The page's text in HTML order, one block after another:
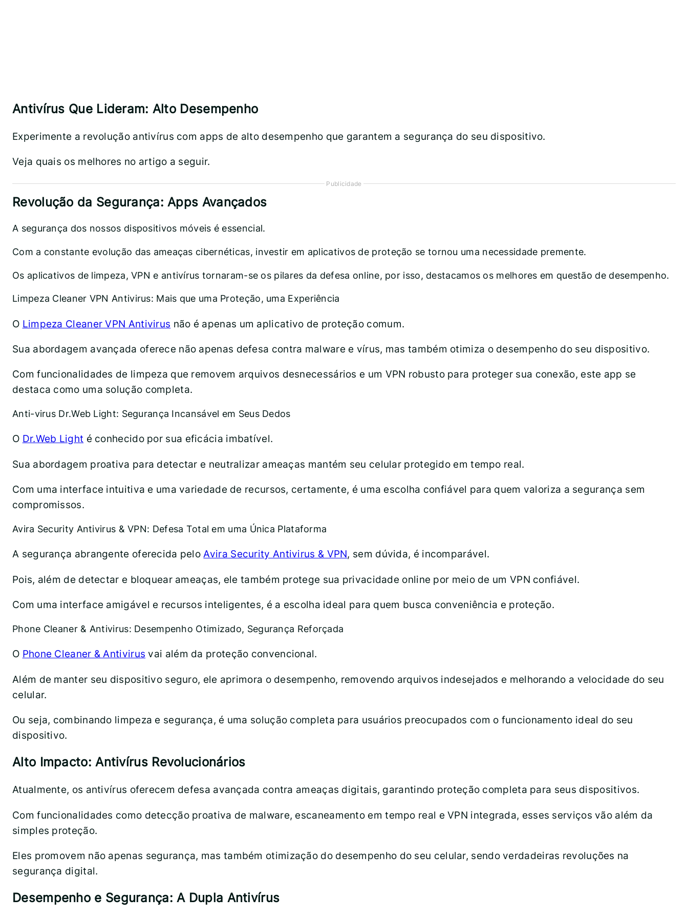
Antivírus Que Lideram: Alto Desempenho
Experimente a revolução antivírus com apps de alto desempenho que garantem a segurança do seu dispositivo.
Veja quais os melhores no artigo a seguir.
Publicidade
Revolução da Segurança: Apps Avançados
A segurança dos nossos dispositivos móveis é essencial.
Com a constante evolução das ameaças cibernéticas, investir em aplicativos de proteção se tornou uma necessidade premente.
Os aplicativos de limpeza, VPN e antivírus tornaram-se os pilares da defesa online, por isso, destacamos os melhores em questão de desempenho.
Limpeza Cleaner VPN Antivirus: Mais que uma Proteção, uma Experiência
O Limpeza Cleaner VPN Antivirus não é apenas um aplicativo de proteção comum.
Sua abordagem avançada oferece não apenas defesa contra malware e vírus, mas também otimiza o desempenho do seu dispositivo.
Com funcionalidades de limpeza que removem arquivos desnecessários e um VPN robusto para proteger sua conexão, este app se
destaca como uma solução completa.
Anti-virus Dr.Web Light: Segurança Incansável em Seus Dedos
O Dr.Web Light é conhecido por sua eficácia imbatível.
Sua abordagem proativa para detectar e neutralizar ameaças mantém seu celular protegido em tempo real.
Com uma interface intuitiva e uma variedade de recursos, certamente, é uma escolha confiável para quem valoriza a segurança sem
compromissos.
Avira Security Antivirus & VPN: Defesa Total em uma Única Plataforma
A segurança abrangente oferecida peloAvira Security Antivirus & VPN, sem dúvida, é incomparável.
Pois, além de detectar e bloquear ameaças, ele também protege sua privacidade online por meio de um VPN confiável.
Com uma interface amigável e recursos inteligentes, é a escolha ideal para quem busca conveniência e proteção.
Phone Cleaner & Antivirus: Desempenho Otimizado, Segurança Reforçada
O Phone Cleaner & Antivirus vai além da proteção convencional.
Além de manter seu dispositivo seguro, ele aprimora o desempenho, removendo arquivos indesejados e melhorando a velocidade do seu
celular.
Ou seja, combinando limpeza e segurança, é uma solução completa para usuários preocupados com o funcionamento ideal do seu
dispositivo.
Alto Impacto: Antivírus Revolucionários
Atualmente, os antivírus oferecem defesa avançada contra ameaças digitais, garantindo proteção completa para seus dispositivos.
Com funcionalidades como detecção proativa de malware, escaneamento em tempo real e VPN integrada, esses serviços vão além da
simples proteção.
Eles promovem não apenas segurança, mas também otimização do desempenho do seu celular, sendo verdadeiras revoluções na
segurança digital.
Desempenho e Segurança: A Dupla Antivírus